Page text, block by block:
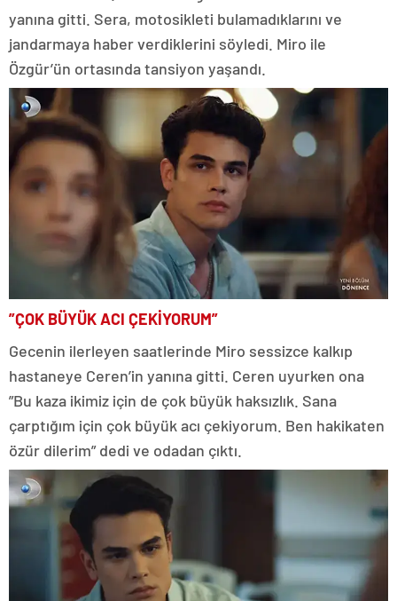
yanına gitti. Sera, motosikleti bulamadıklarını ve
jandarmaya haber verdiklerini söyledi. Miro ile
Özgür’ün ortasında tansiyon yaşandı.
”ÇOK BÜYÜK ACI ÇEKİYORUM”
Gecenin ilerleyen saatlerinde Miro sessizce kalkıp
hastaneye Ceren’in yanına gitti. Ceren uyurken ona
”Bu kaza ikimiz için de çok büyük haksızlık. Sana
çarptığım için çok büyük acı çekiyorum. Ben hakikaten
özür dilerim” dedi ve odadan çıktı.